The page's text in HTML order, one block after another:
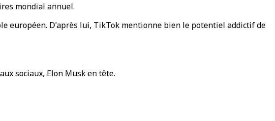
mondial annuel.
européen. D'après lui, TikTok mentionne bien le potentiel addictif de
sociaux, Elon Musk en tête.